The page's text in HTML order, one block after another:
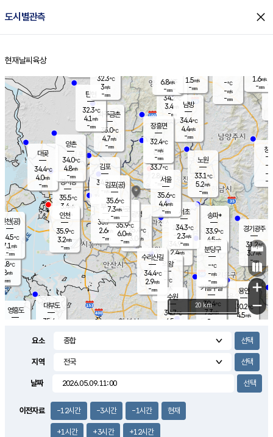
도시별관측 close
홈
현재날씨 육상
의도
℃
m/s
mm
영흥도
양주
34.2℃
3.4
-mm
과천
34.9℃
2.4m/s
- mm
용인
30.2℃
4.5m/s
경기광주
31.2℃
3.7m/s
-mm
6.1m/s
대부도
35.4
경서동
35.5℃
3.4 m/s
-mm
파주금촌
35.0℃
4.7m/s
-mm
-℃
-m/s
-mm
대곶
34.4℃
4.0m/s
-mm
창
-
-m/
-
탄현
32.3℃
4.1 m/s
-mm
1.6m/s
-mm
의왕
- ℃
m/s
mm
김포
34.8℃
-m/s
mm
광명
35.4 ℃
3.0 m/s
-mm
부천
35.7℃
2.6m/s
-mm
양촌
34.0℃
4.8m/s
-mm
구로
35.9℃
6.0m/s
-mm
은평
33.7℃
2.8 m/s
- mm
노원
33.1℃
5.2m/s
-mm
송파*
33.9℃
4.5m/s
-mm
서초
34.3℃
2.3m/s
-mm
남방
34.4℃
4.4m/s
-mm
기흥구갈
30.4℃
7.3m/s
-
수리산길
34.4℃
2.9m/s
-mm
분당구
-℃
-m/s
-mm
장흥면
32.4℃
-m/s
-mm
6.8m/s
-mm
인천(공)
34.5℃
7.1 m/s
-mm
김포(공)
35.6℃
7.3m/s
-mm
수원
34.7℃
4.5 m/s
인천
35.9℃
3.2m/s
-mm
서울
35.6℃
4.4m/s
-mm
32.3℃
3m/s
-mm
1.5m/s
-mm
+
−
20 km
요소
지역
날짜
이전자료 -12시간 -3시간 -1시간 현재
+1시간 +3시간 +12시간